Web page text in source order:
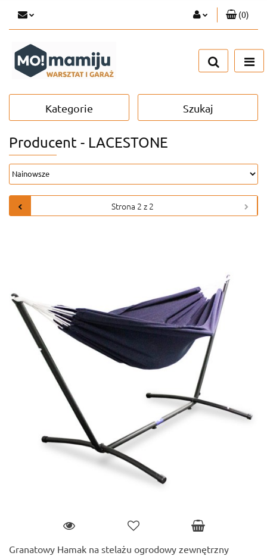
Zaloguj się
(0)
Kategorie Szukaj
Producent - LACESTONE
Granatowy Hamak na stelażu ogrodowy zewnętrzny